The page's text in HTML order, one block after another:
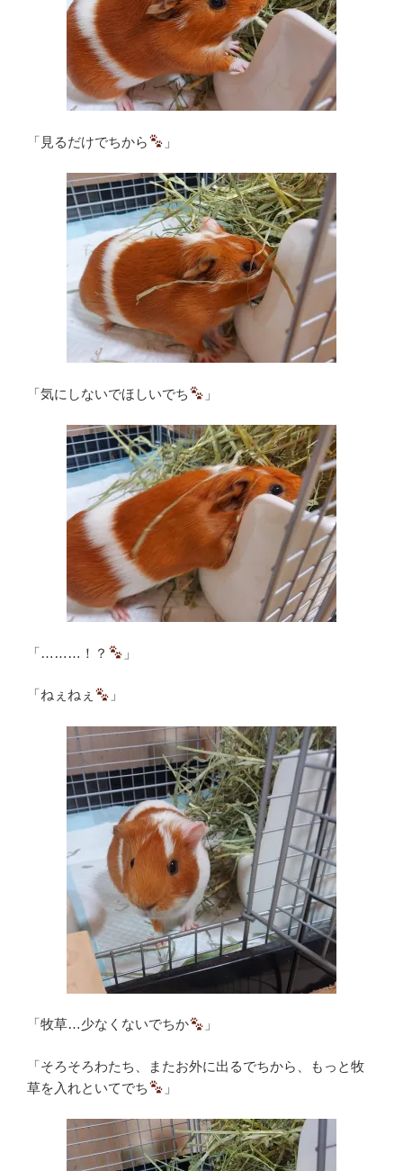
「見るだけでちから 」
「気にしないでほしいでち 」
「………！？ 」
「ねぇねぇ 」
「牧草…少なくないでちか 」
「そろそろわたち、またお外に出るでちから、もっと牧
草を入れといてでち
」